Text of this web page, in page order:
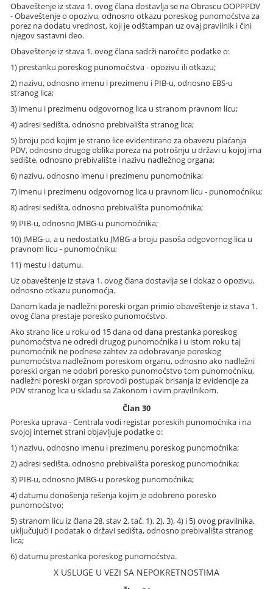
Obaveštenje iz stava 1. ovog člana dostavlja se na Obrascu OOPPPDV
- Obaveštenje o opozivu, odnosno otkazu poreskog punomoćstva za
porez na dodatu vrednost, koji je odštampan uz ovaj pravilnik i čini
njegov sastavni deo.
Obaveštenje iz stava 1. ovog člana sadrži naročito podatke o:
1) prestanku poreskog punomoćstva - opozivu ili otkazu;
2) nazivu, odnosno imenu i prezimenu i PIB-u, odnosno EBS-u
stranog lica;
3) imenu i prezimenu odgovornog lica u stranom pravnom licu;
4) adresi sedišta, odnosno prebivališta stranog lica;
5) broju pod kojim je strano lice evidentirano za obavezu plaćanja
PDV, odnosno drugog oblika poreza na potrošnju u državi u kojoj ima
sedište, odnosno prebivalište i nazivu nadležnog organa;
6) nazivu, odnosno imenu i prezimenu punomoćnika;
7) imenu i prezimenu odgovornog lica u pravnom licu - punomoćniku;
8) adresi sedišta, odnosno prebivališta punomoćnika;
9) PIB-u, odnosno JMBG-u punomoćnika;
10) JMBG-u, a u nedostatku JMBG-a broju pasoša odgovornog lica u
pravnom licu - punomoćniku;
11) mestu i datumu.
Uz obaveštenje iz stava 1. ovog člana dostavlja se i dokaz o opozivu,
odnosno otkazu punomoćja.
Danom kada je nadležni poreski organ primio obaveštenje iz stava 1.
ovog člana prestaje poresko punomoćstvo.
Ako strano lice u roku od 15 dana od dana prestanka poreskog
punomoćstva ne odredi drugog punomoćnika i u istom roku taj
punomoćnik ne podnese zahtev za odobravanje poreskog
punomoćstva nadležnom poreskom organu, odnosno ako nadležni
poreski organ ne odobri poresko punomoćstvo tom punomoćniku,
nadležni poreski organ sprovodi postupak brisanja iz evidencije za
PDV stranog lica u skladu sa Zakonom i ovim pravilnikom.
Član 30
Poreska uprava - Centrala vodi registar poreskih punomoćnika i na
svojoj internet strani objavljuje podatke o:
1) nazivu, odnosno imenu i prezimenu poreskog punomoćnika;
2) adresi sedišta, odnosno prebivališta poreskog punomoćnika;
3) PIB-u, odnosno JMBG-u poreskog punomoćnika;
4) datumu donošenja rešenja kojim je odobreno poresko
punomoćstvo;
5) stranom licu iz člana 28. stav 2. tač. 1), 2), 3), 4) i 5) ovog pravilnika,
uključujući i podatak o državi sedišta, odnosno prebivališta stranog
lica;
6) datumu prestanka poreskog punomoćstva.
X USLUGE U VEZI SA NEPOKRETNOSTIMA